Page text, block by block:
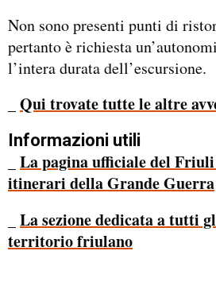
Non sono presenti punti di
pertanto è richiesta
l’intera durata dell’escursione.
Qui trovate tutte le altre
Informazioni utili
La pagina ufficiale del
itinerari della Grande Guerra
La sezione dedicata a tutti
territorio friulano